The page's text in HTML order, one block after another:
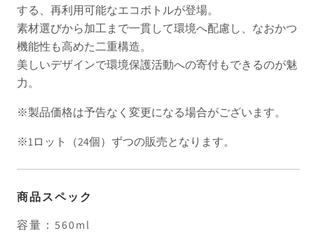
する、再利用可能なエコボトルが登場。
素材選びから加工まで一貫して環境へ配慮し、なおかつ
機能性も高めた二重構造。
美しいデザインで環境保護活動への寄付もできるのが魅
力。
※製品価格は予告なく変更になる場合がございます。
※1ロット（24個）ずつの販売となります。
商品スペック
容量：560ml